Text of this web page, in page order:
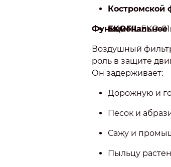
Костромской
EKOFIL:EKO-
Функциональное
Воздушный
роль в защите
Он задерживает:
Дорожную и
Песок и
Сажу и
Пыльцу